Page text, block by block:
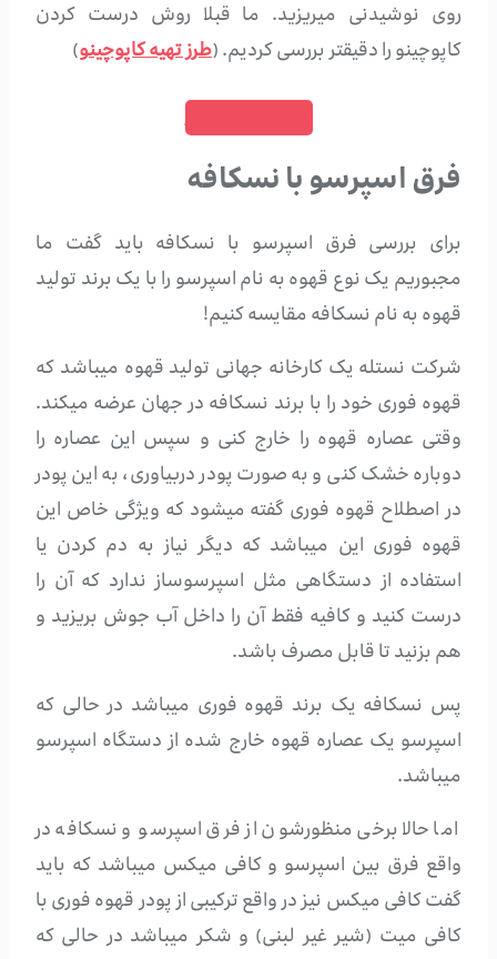
روی نوشیدنی میریزید. ما قبلا روش درست کردن
کاپوچینو را دقیقتر بررسی کردیم. (طرز تهیه کاپوچینو)
خرید نسکافه
فرق اسپرسو با نسکافه
برای بررسی فرق اسپرسو با نسکافه باید گفت ما
مجبوریم یک نوع قهوه به نام اسپرسو را با یک برند تولید
قهوه به نام نسکافه مقایسه کنیم!
شرکت نستله یک کارخانه جهانی تولید قهوه میباشد که
قهوه فوری خود را با برند نسکافه در جهان عرضه میکند.
وقتی عصاره قهوه را خارج کنی و سپس این عصاره را
دوباره خشک کنی و به صورت پودر دربیاوری، به این پودر
در اصطلاح قهوه فوری گفته میشود که ویژگی خاص این
قهوه فوری این میباشد که دیگر نیاز به دم کردن یا
استفاده از دستگاهی مثل اسپرسوساز ندارد که آن را
درست کنید و کافیه فقط آن را داخل آب جوش بریزید و
هم بزنید تا قابل مصرف باشد.
پس نسکافه یک برند قهوه فوری میباشد در حالی که
اسپرسو یک عصاره قهوه خارج شده از دستگاه اسپرسو
میباشد.
اما حالا برخی منظورشون از فرق اسپرسو و نسکافه در
واقع فرق بین اسپرسو و کافی میکس میباشد که باید
گفت کافی میکس نیز در واقع ترکیبی از پودر قهوه فوری با
کافی میت (شیر غیر لبنی) و شکر میباشد در حالی که